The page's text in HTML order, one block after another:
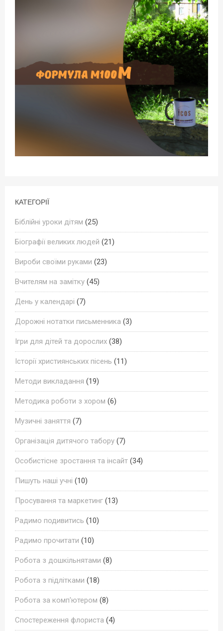
КАТЕГОРІЇ
Біблійні уроки дітям (25)
Біографії великих людей (21)
Вироби своїми руками (23)
Вчителям на замітку (45)
День у календарі (7)
Дорожні нотатки письменника (3)
Ігри для дітей та дорослих (38)
Історії християнських пісень (11)
Методи викладання (19)
Методика роботи з хором (6)
Музичні заняття (7)
Організація дитячого табору (7)
Особистісне зростання та інсайт (34)
Пишуть наші учні (10)
Просування та маркетинг (13)
Радимо подивитись (10)
Радимо прочитати (10)
Робота з дошкільнятами (8)
Робота з підлітками (18)
Робота за комп'ютером (8)
Спостереження флориста (4)